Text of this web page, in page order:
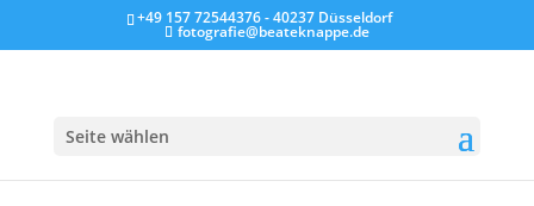
+49 157 72544376 - 40237 Düsseldorf
fotografie@beateknappe.de
Seite wählen